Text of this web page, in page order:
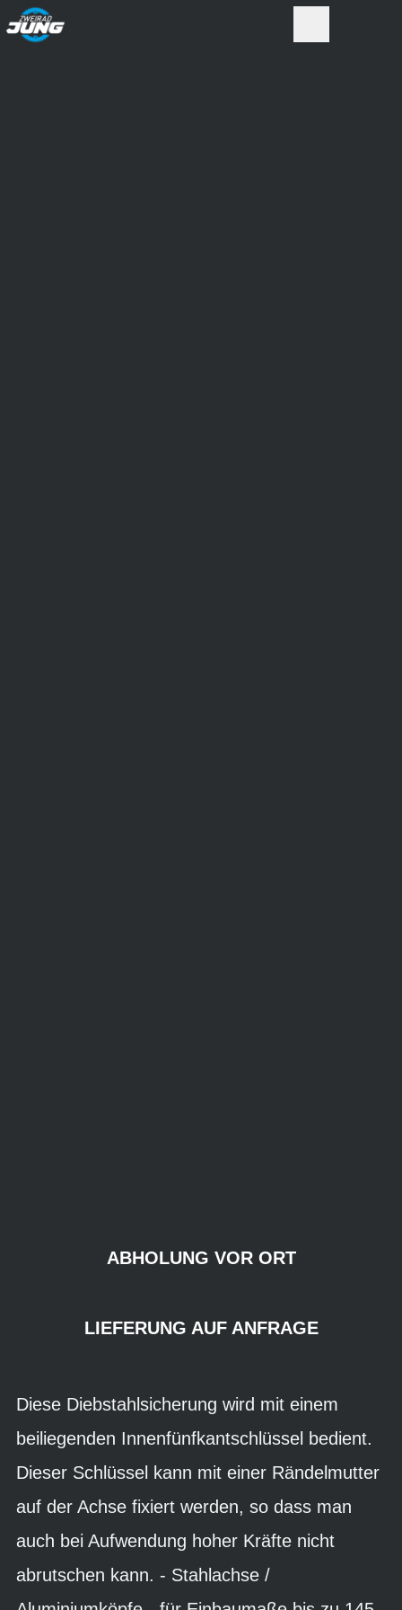
ABHOLUNG VOR ORT
LIEFERUNG AUF ANFRAGE
Diese Diebstahlsicherung wird mit einem
beiliegenden Innenfünfkantschlüssel bedient.
Dieser Schlüssel kann mit einer Rändelmutter
auf der Achse fixiert werden, so dass man
auch bei Aufwendung hoher Kräfte nicht
abrutschen kann. - Stahlachse /